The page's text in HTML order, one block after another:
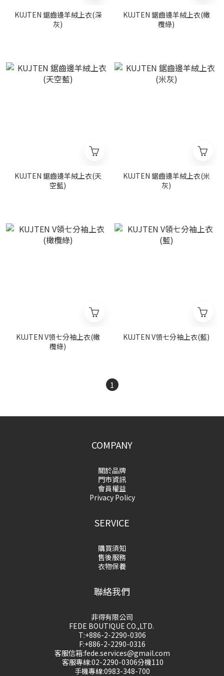
KUJTEN 鋸齒邊羊絨上衣(深
灰)
KUJTEN 鋸齒邊羊絨上衣(橄
欖綠)
KUJTEN 鋸齒邊羊絨上衣(天
空藍)
KUJTEN 鋸齒邊羊絨上衣(米
灰)
KUJTEN V領七分袖上衣(橄
欖綠)
KUJTEN V領七分袖上衣(藍)
1
COMPANY
關於品牌
門市資訊
會員權益
Privacy Policy
SERVICE
購買須知
售後服務
衣物保養
聯絡我們
非得有限公司
FEDE BOUTIQUE CO.,LTD.
T:+886-2-2290-0306
F:+886-2-2290-0316
客服信箱:fede.services@gmail.com
客服專線:02-2290-0306分機110
手機專線:0983-348-700